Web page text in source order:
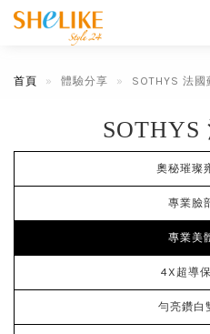
首頁 體驗分享 SOTHYS 法國
SOTHYS
奧秘璀璨
專業臉
專業美
4X超導
勻亮鑽白